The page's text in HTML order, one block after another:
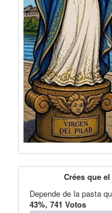
Crées que
Depende de la pasta
43%, 741 Votos